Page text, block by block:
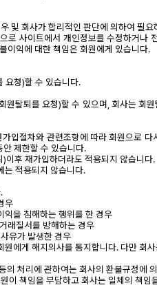
및 회사가 합리적인 판단에 의하여 필
사이트에서 개인정보를 수정하거나
이익에 대한 책임은 회원에게 있습니다.
요청)할 수 있습니다.
탈퇴를 요청)할 수 있으며, 회사는 회
입절차와 관련조항에 따라 회원으로 다
제한할 수 있습니다.
이후 재가입하더라도 적용되지 않습니다.
는 적용되지 않습니다.
우
익을 침해하는 행위를 한 경우
래질서를 방해하는 경우
유가 발생한 경우
에게 해지의사를 통지합니다. 다만 회
의 처리에 관하여는 회사의 환불규정에
이 책임을 부담하고 회사는 일체의 책임